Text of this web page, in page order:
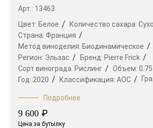
Арт.: 13463
Цвет: Белое Количество сахара:
Страна: Франция
Метод виноделия: Биодинамическое
Регион: Эльзас Бренд: Pierre Frick
Сорт винограда: Рислинг Объем:
Год: 2020 Классификация: AOC
Подробнее
9 600 ₽
Цена за бутылку